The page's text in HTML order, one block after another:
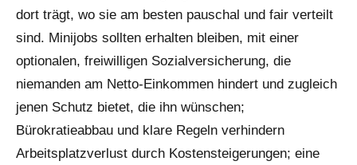
dort trägt, wo sie am besten pauschal und fair verteilt
sind. Minijobs sollten erhalten bleiben, mit einer
optionalen, freiwilligen Sozialversicherung, die
niemanden am Netto-Einkommen hindert und zugleich
jenen Schutz bietet, die ihn wünschen;
Bürokratieabbau und klare Regeln verhindern
Arbeitsplatzverlust durch Kostensteigerungen; eine